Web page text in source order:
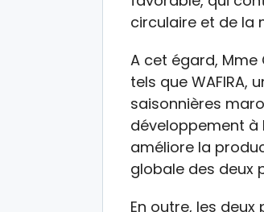
circulaire et de la
A cet égard,
tels que WAFIRA,
saisonnières
développement à
améliore la
globale des deux
En outre, les